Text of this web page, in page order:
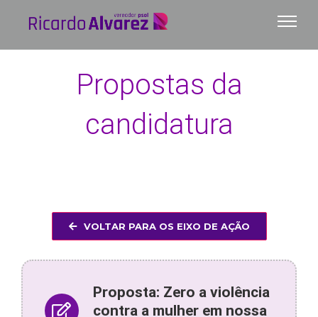
conteúdo
Propostas da
candidatura
VOLTAR PARA OS EIXO DE AÇÃO
Proposta: Zero a violência
contra a mulher em nossa